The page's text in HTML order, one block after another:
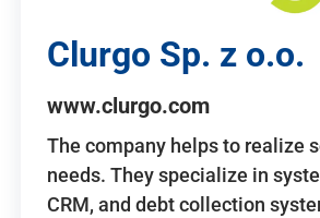
Clurgo Sp. z o.o.
www.clurgo.com
The company helps to realize
needs. They specialize in
CRM, and debt collection